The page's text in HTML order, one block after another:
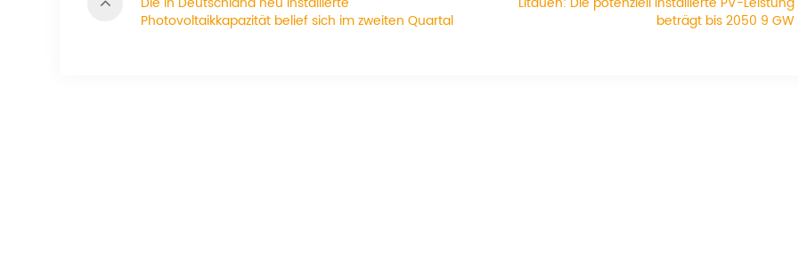
Photovoltaikkapazität belief sich im zweiten Quartal
beträgt bis 2050 9 GW